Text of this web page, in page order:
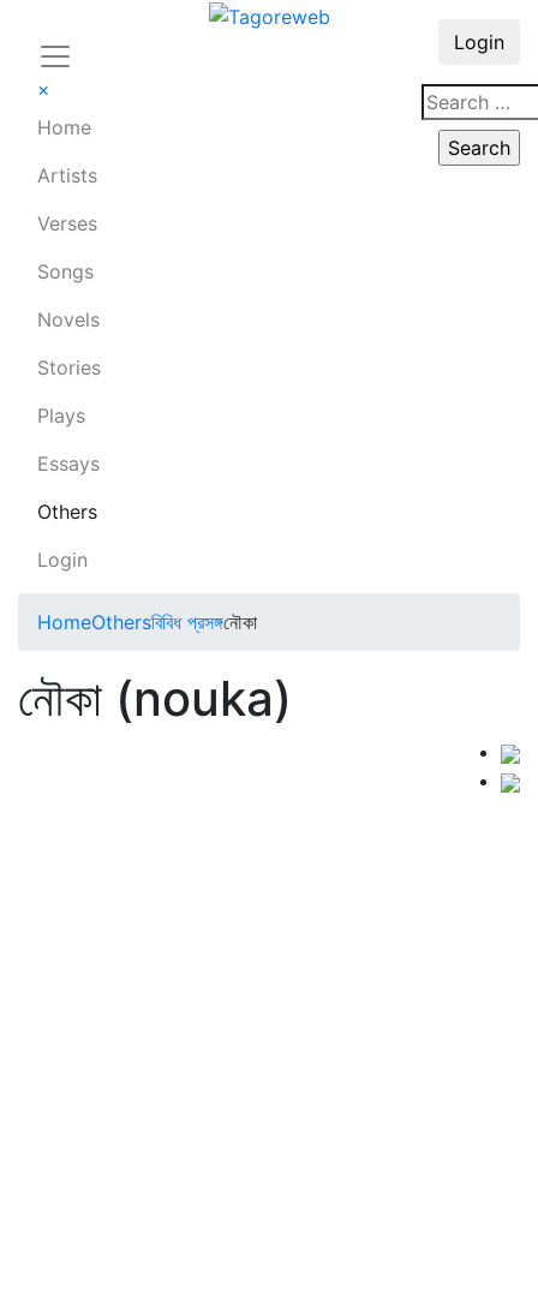
×
Home
Artists
Verses
Songs
Novels
Stories
Plays
Essays
Others
Login
Login
HomeOthersবিবিধ প্রসঙ্গনৌকা
নৌকা (nouka)